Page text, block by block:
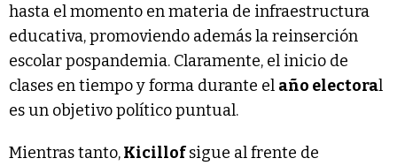
hasta el momento en materia de infraestructura
educativa, promoviendo además la reinserción
escolar pospandemia. Claramente, el inicio de
clases en tiempo y forma durante el año electoral
es un objetivo político puntual.
Mientras tanto,Kicillofsigue al frente de